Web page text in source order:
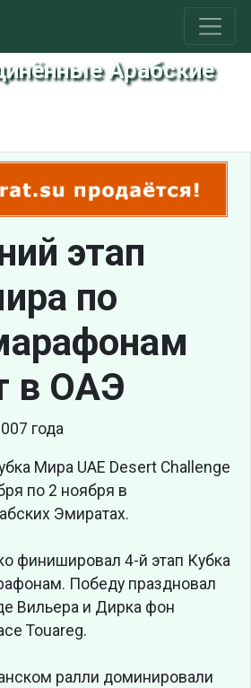
Арабские
этап
по
в ОАЭ
года
Мира UAE Desert Challenge
по 2 ноября в
Эмиратах.
финишировал 4-й этап Кубка
Победу праздновал
Вильера и Дирка фон
Touareg.
ралли доминировали